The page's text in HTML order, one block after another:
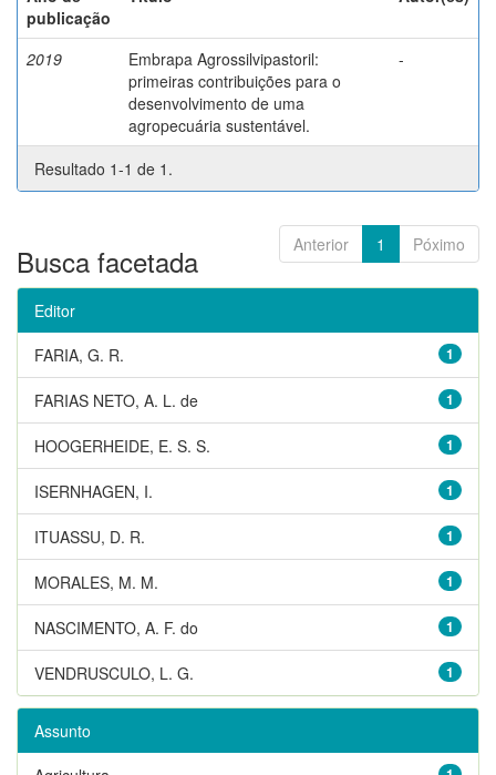
publicação
2019
Embrapa Agrossilvipastoril:
primeiras contribuições para o
desenvolvimento de uma
agropecuária sustentável.
-
Resultado 1-1 de 1.
Anterior 1 Póximo
Busca facetada
Editor
1
FARIA, G. R.
1
FARIAS NETO, A. L. de
1
HOOGERHEIDE, E. S. S.
1
ISERNHAGEN, I.
1
ITUASSU, D. R.
1
MORALES, M. M.
1
NASCIMENTO, A. F. do
1
VENDRUSCULO, L. G.
Assunto